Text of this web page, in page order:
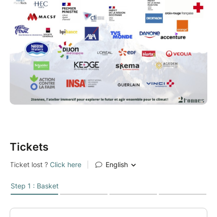
À propos de cet évènement :
Spécificité des "ateliers inter-organisations"
C es ateliers sont spécifiquement organisés par des
animateurs·rices 2tonnes professionnels·les. Ils
donnent l'occasion de bénéficier :
d'un atelier de qualité professionnelle,
salariés (public et privé) souhaitant découvrir
l'expérience d'un atelier 2tonnes
Professionnel
d'horizons diverses (salariés du privé comme
Tickets